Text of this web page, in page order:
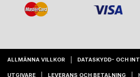
ALLMÄNNA VILLKOR DATASKYDD- OCH
UTGIVARE LEVERANS OCH BETALNING